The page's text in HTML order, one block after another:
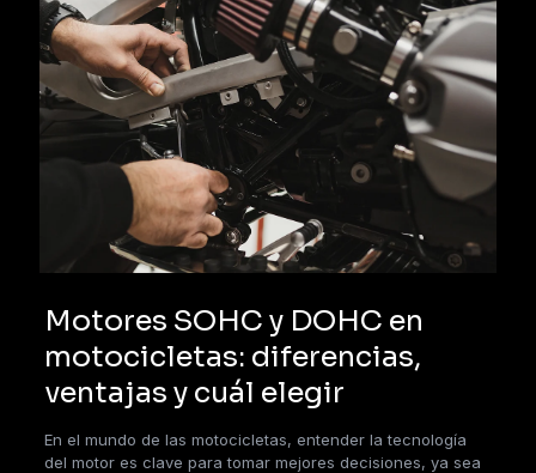
Motores SOHC y DOHC en
motocicletas: diferencias,
ventajas y cuál elegir
En el mundo de las motocicletas, entender la tecnología
del motor es clave para tomar mejores decisiones, ya sea